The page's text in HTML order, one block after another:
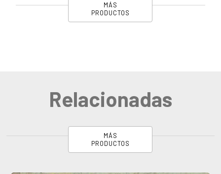
MÁS
PRODUCTOS
Relacionadas
MÁS
PRODUCTOS